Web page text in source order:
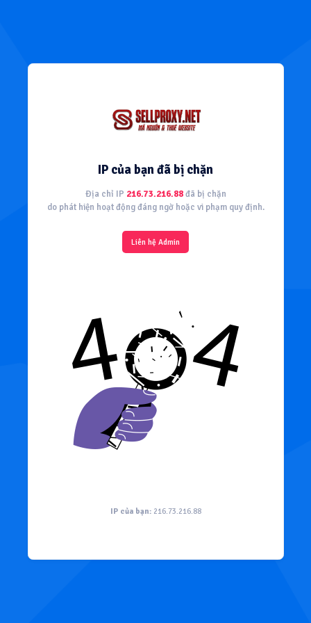
IP của bạn đã bị chặn
Địa chỉ IP 216.73.216.88đã bị chặn
do phát hiện hoạt động đáng ngờ hoặc vi phạm quy định.
Liên hệ Admin
IP của bạn:216.73.216.88